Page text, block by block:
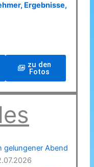
Ergebnisse,
zu den
Fotos
gelungener Abend